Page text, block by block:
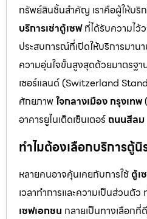
ทรัพย์สินชิ้นสำคัญ เราคือผู้ให้บริ
บริการเช่าตู้เซฟที่ได้รับความไว้
ประสบการณ์ที่เปิดให้บริการมาน
ความอุ่นใจขั้นสูงสุดด้วยมาตรฐ
เซอร์แลนด์ (Switzerland
ศักยภาพใจกลางเมือง กรุงเทพ
อาคารยูไนเต็ดเซ็นเตอร์ ถนนสีลม
ทำไมต้องเลือกบริการตู้
หลายคนอาจคุ้นเคยกับการใช้ ตู้เ
เวลาทำการและความเป็นส่วนตัว
เซฟเอกชน กลายเป็นทางเลือกที่